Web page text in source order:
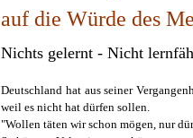
auf die Würde des
Nichts gelernt - Nicht
Deutschland hat aus seiner
weil es nicht hat dürfen sollen.
"Wollen täten wir schon mögen, nur